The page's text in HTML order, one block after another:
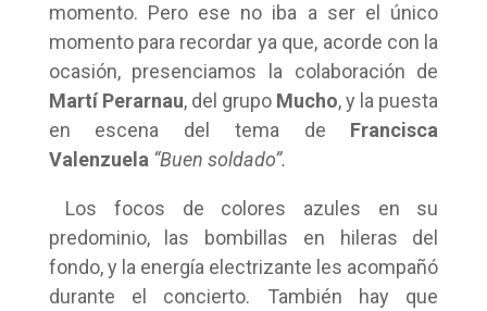
momento. Pero ese no iba a ser el único
momento para recordar ya que, acorde con la
ocasión, presenciamos la colaboración de
Martí Perarnau, del grupo Mucho, y la puesta
en escena del tema de Francisca
Valenzuela “Buen soldado”.
Los focos de colores azules en su
predominio, las bombillas en hileras del
fondo, y la energía electrizante les acompañó
durante el concierto. También hay que